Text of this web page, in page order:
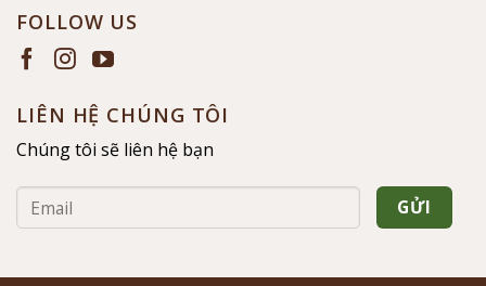
FOLLOW US
LIÊN HỆ CHÚNG TÔI
Chúng tôi sẽ liên hệ bạn